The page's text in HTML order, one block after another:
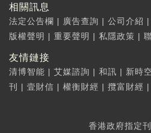
相關訊息
法定公告欄 | 廣告查詢 | 公司介紹 |
版權聲明 | 重要聲明 | 私隱政策 |
友情鏈接
清博智能 | 艾媒諮詢 | 和訊 | 新時
刊
| 壹財信 | 權衡財經 | 攬富財經 |
香港政府指定